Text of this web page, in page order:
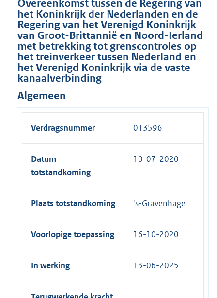
Overeenkomst tussen de Regering van
het Koninkrijk der Nederlanden en de
Regering van het Verenigd Koninkrijk
van Groot-Brittannië en Noord-Ierland
met betrekking tot grenscontroles op
het treinverkeer tussen Nederland en
het Verenigd Koninkrijk via de vaste
kanaalverbinding
Algemeen
Verdragsnummer 013596
Datum
totstandkoming
10-07-2020
Plaats totstandkoming 's-Gravenhage
Voorlopige toepassing 16-10-2020
In werking 13-06-2025